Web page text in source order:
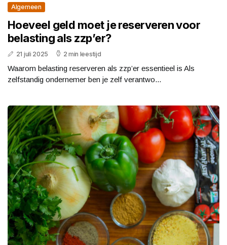
Algemeen
Hoeveel geld moet je reserveren voor
belasting als zzp’er?
21 juli 2025 2 min leestijd
Waarom belasting reserveren als zzp’er essentieel is Als
zelfstandig ondernemer ben je zelf verantwo...